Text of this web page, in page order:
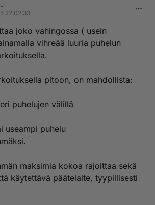
22:02:33
joko vahingossa ( usein
vihreää luuria puhelun
pitoon, on mahdollista:
puhelujen välillä
useampi puhelu
maksimia kokoa rajoittaa sekä
käytettävä päätelaite, tyypillisesti